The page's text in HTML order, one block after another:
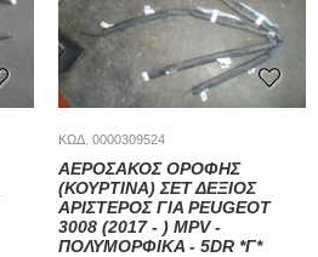
ΚΩΔ. 0000309524
ΑΕΡΟΣΑΚΟΣ ΟΡΟΦΗΣ
(ΚΟΥΡΤΙΝΑ) ΣΕΤ ΔΕΞΙΟΣ
ΑΡΙΣΤΕΡΟΣ ΓΙΑ PEUGEOT
3008 (2017 - ) MPV -
ΠΟΛΥΜΟΡΦΙΚΑ - 5DR *Γ*